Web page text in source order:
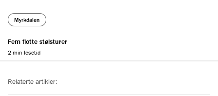
Myrkdalen
Fem flotte stølsturer
2 min lesetid
Relaterte artikler: